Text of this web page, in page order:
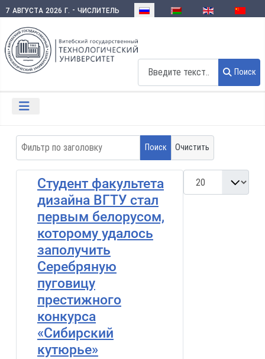
7 августа 2026 г. - числитель Выберите язык
Поиск
Фильтр по заголовку
Поиск Очистить
Кол-во строк:
Студент факультета
дизайна ВГТУ стал
первым белорусом,
которому удалось
заполучить
Серебряную
пуговицу
престижного
конкурса
«Сибирский
кутюрье»